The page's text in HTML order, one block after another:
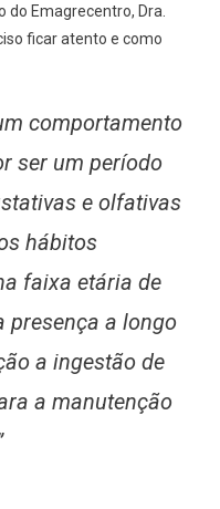
Emagrecentro, Dra.
ficar atento e como
comportamento
ser um período
e olfativas
hábitos
faixa etária de
presença a longo
a ingestão de
a manutenção